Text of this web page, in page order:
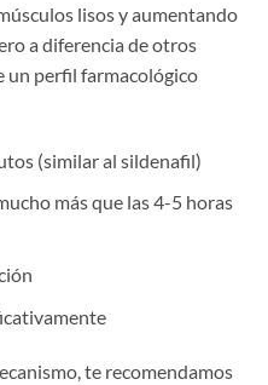
lisos y aumentando
a diferencia de otros
un perfil farmacológico
(similar al sildenafil)
más que las 4-5 horas
te recomendamos